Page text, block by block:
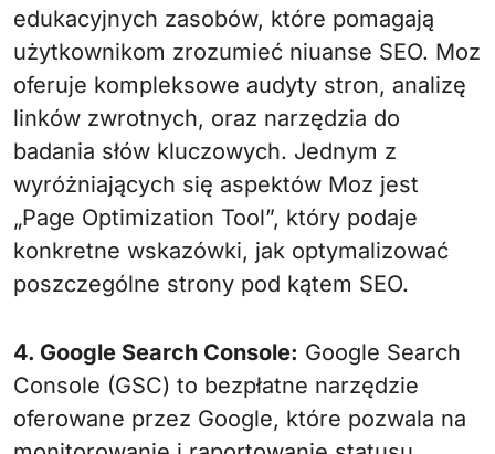
edukacyjnych zasobów, które pomagają
użytkownikom zrozumieć niuanse SEO. Moz
oferuje kompleksowe audyty stron, analizę
linków zwrotnych, oraz narzędzia do
badania słów kluczowych. Jednym z
wyróżniających się aspektów Moz jest
„Page Optimization Tool”, który podaje
konkretne wskazówki, jak optymalizować
poszczególne strony pod kątem SEO.
4. Google Search Console: Google Search
Console (GSC) to bezpłatne narzędzie
oferowane przez Google, które pozwala na